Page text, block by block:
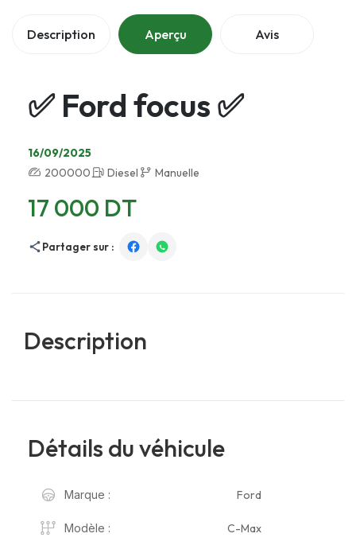
Description Aperçu Avis
✅ Ford focus ✅
16/09/2025
200000
Diesel Manuelle
17 000 DT
Partager sur :
Description
Détails du véhicule
Marque : Ford
Modèle : C-Max